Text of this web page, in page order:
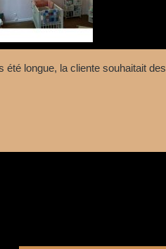
été longue, la cliente souhaitait des